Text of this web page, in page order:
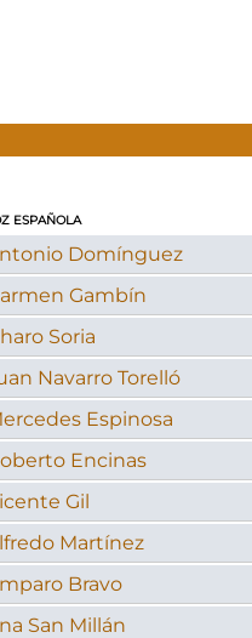
ESPAÑOLA
Domínguez
Gambín
Soria
Navarro Torelló
Espinosa
Encinas
Gil
Martínez
Bravo
San Millán